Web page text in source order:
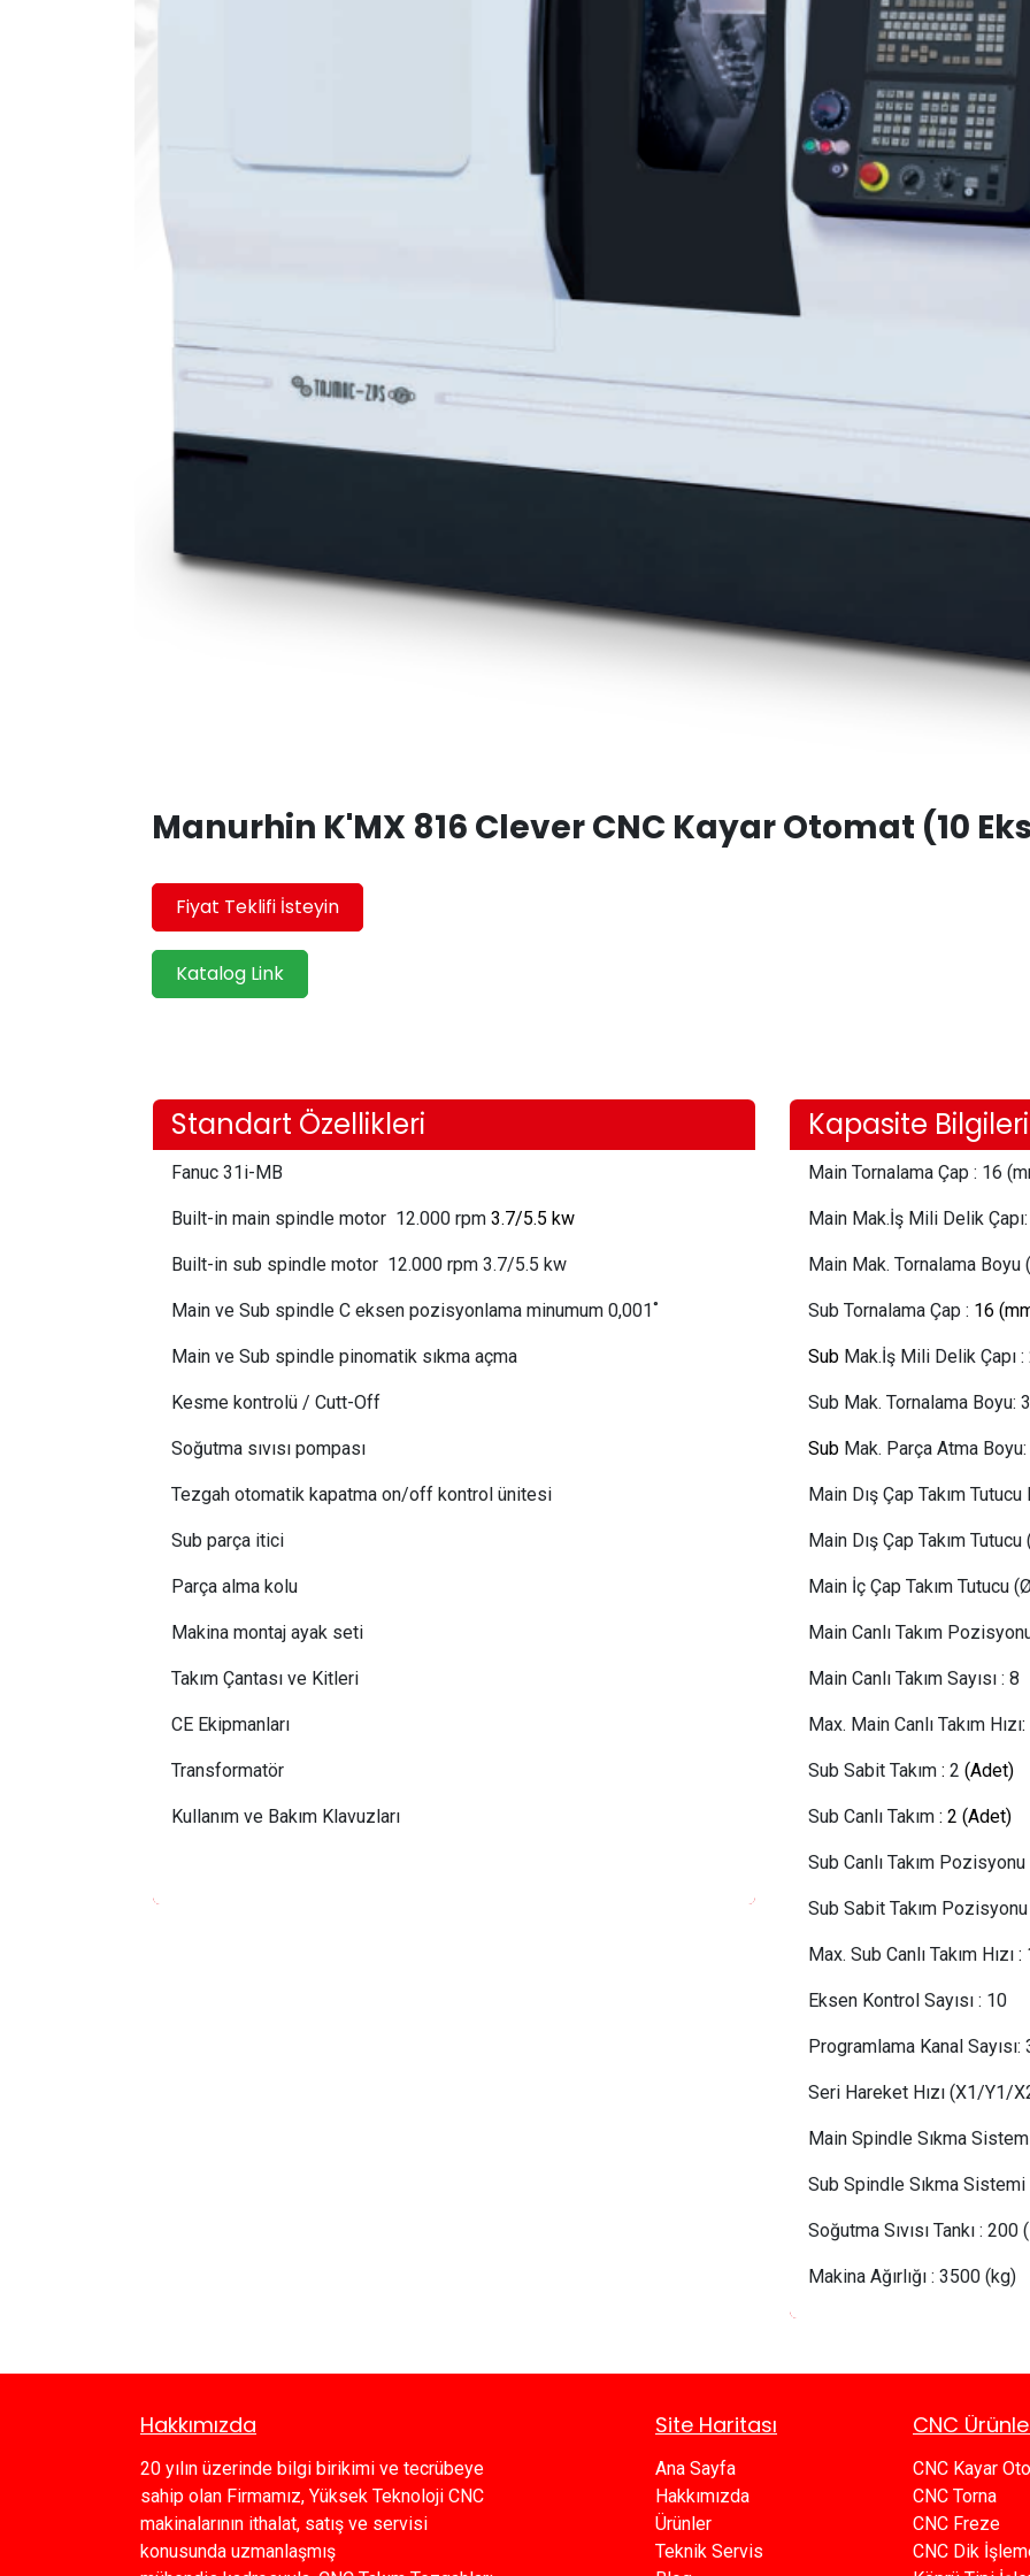
Manurhin K'MX 816 Clever CNC Kayar Otomat (10
Fiyat Teklifi İsteyin
Katalog Link
Standart Özellikleri
Fanuc 31i-MB
Built-in main spindle motor 12.000 rpm 3.7/5.5 kw
Built-in sub spindle motor 12.000 rpm 3.7/5.5 kw
Main ve Sub spindle C eksen pozisyonlama minumum 0,001˚
Main ve Sub spindle pinomatik sıkma açma
Kesme kontrolü / Cutt-Off
Soğutma sıvısı pompası
Tezgah otomatik kapatma on/off kontrol ünitesi
Sub parça itici
Parça alma kolu
Makina montaj ayak seti
Takım Çantası ve Kitleri
CE Ekipmanları
Transformatör
Kullanım ve Bakım Klavuzları
Kapasite Bilgileri
Main Tornalama Çap : 16
Main Mak.İş Mili Delik
Main Mak. Tornalama Boyu
Sub Tornalama Çap : 16
Sub Mak.İş Mili Delik Çapı :
Sub Mak. Tornalama Boyu:
Sub Mak. Parça Atma
Main Dış Çap Takım
Main Dış Çap Takım
Main İç Çap Takım Tutucu
Main Canlı Takım
Main Canlı Takım Sayısı : 8
Max. Main Canlı Takım Hızı
Sub Sabit Takım : 2 (Adet)
Sub Canlı Takım : 2 (Adet)
Sub Canlı Takım Pozisyonu
Sub Sabit Takım Pozisyonu
Max. Sub Canlı Takım Hızı :
Eksen Kontrol Sayısı : 10
Programlama Kanal Sayısı:
Seri Hareket Hızı (X1/
Main Spindle Sıkma
Sub Spindle Sıkma Sistemi
Soğutma Sıvısı Tankı : 200
Makina Ağırlığı : 3500 (kg)
Hakkımızda
20 yılın üzerinde bilgi birikimi ve tecrübeye
sahip olan Firmamız, Yüksek Teknoloji CNC
makinalarının ithalat, satış ve servisi
konusunda uzmanlaşmış
CNC
CNC Kayar
CNC Torna
CNC Freze
CNC Dik
Site Haritası
Ana Sayfa​​
Hakkımızda
Ürünler​
Teknik Servis